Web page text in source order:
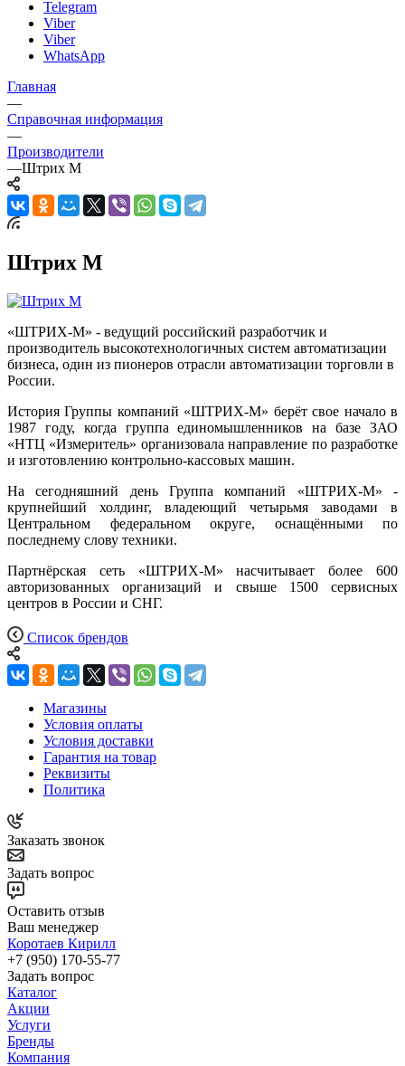
Telegram
Viber
Viber
WhatsApp
Главная
—
Справочная информация
—
Производители
—Штрих М
Штрих М
«ШТРИХ-М» - ведущий российский разработчик и
производитель высокотехнологичных систем автоматизации
бизнеса, один из пионеров отрасли автоматизации торговли в
России.
История Группы компаний «ШТРИХ-М» берёт свое начало в
1987 году, когда группа единомышленников на базе ЗАО
«НТЦ «Измеритель» организовала направление по разработке
и изготовлению контрольно-кассовых машин.
На сегодняшний день Группа компаний «ШТРИХ-М» -
крупнейший холдинг, владеющий четырьмя заводами в
Центральном федеральном округе, оснащёнными по
последнему слову техники.
Партнёрская сеть «ШТРИХ-М» насчитывает более 600
авторизованных организаций и свыше 1500 сервисных
центров в России и СНГ.
Список брендов
Магазины
Условия оплаты
Условия доставки
Гарантия на товар
Реквизиты
Политика
Заказать звонок
Задать вопрос
Оставить отзыв
Ваш менеджер
Коротаев Кирилл
+7 (950) 170-55-77
Задать вопрос
Каталог
Акции
Услуги
Бренды
Компания